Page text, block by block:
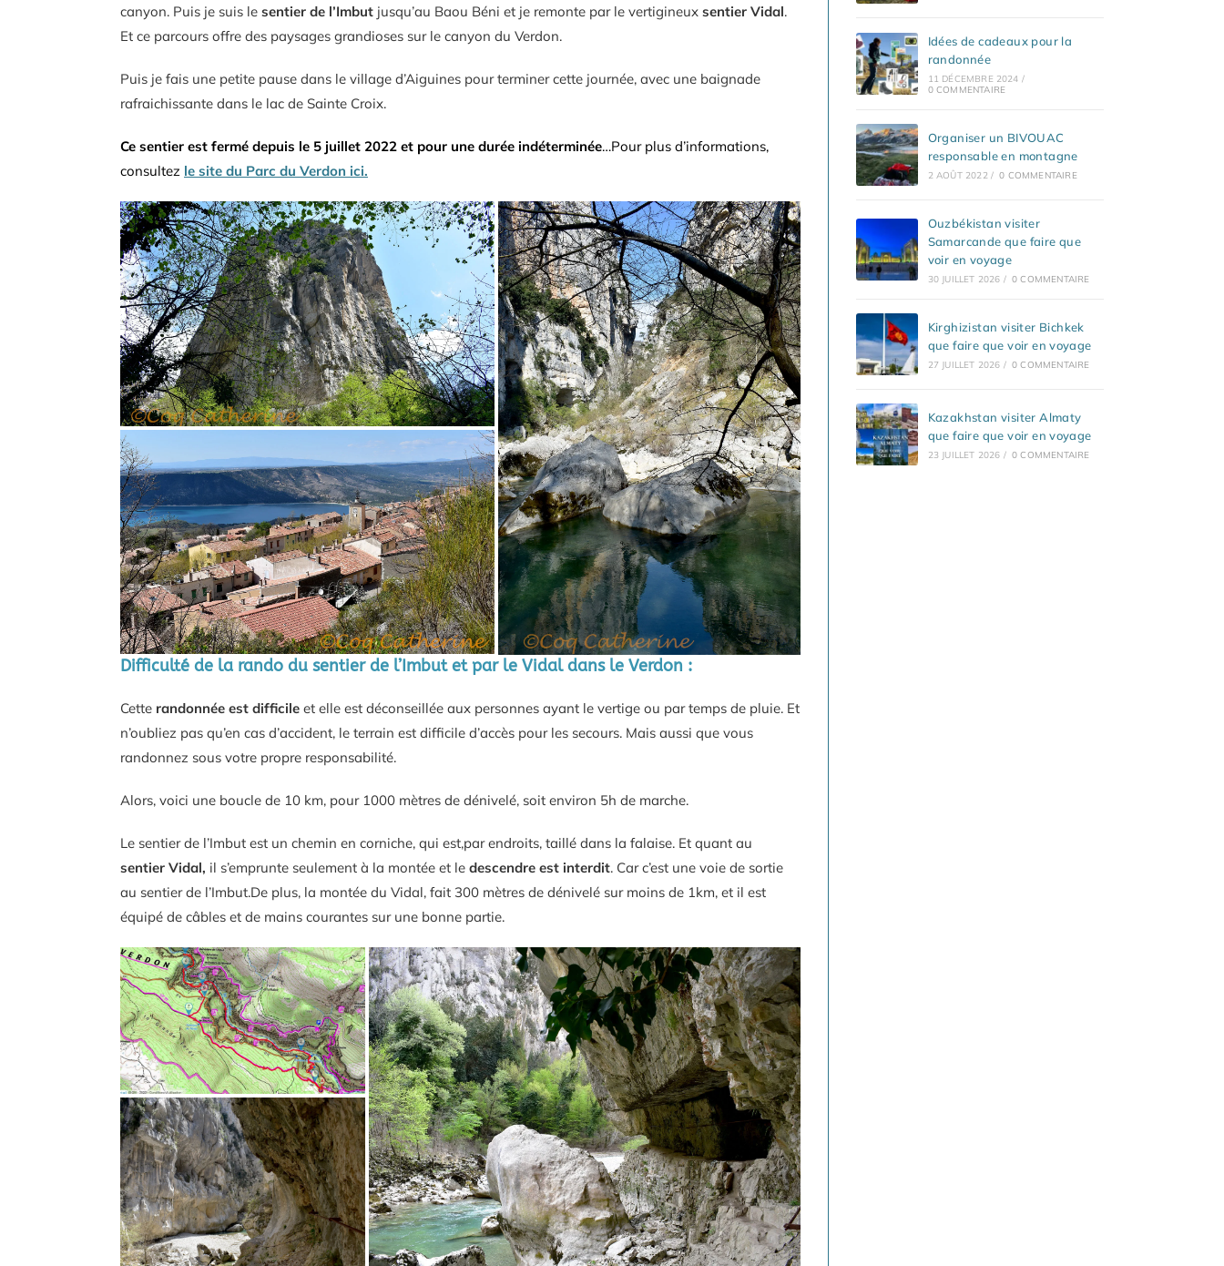
canyon. Puis je suis le sentier de l’Imbut jusqu’au Baou Béni et je remonte par le vertigineux sentier Vidal.
Et ce parcours offre des paysages grandioses sur le canyon du Verdon.
Puis je fais une petite pause dans le village d’Aiguines pour terminer cette journée, avec une baignade
rafraichissante dans le lac de Sainte Croix.
Ce sentier est fermé depuis le 5 juillet 2022 et pour une durée indéterminée…Pour plus d’informations,
consultez le site du Parc du Verdon ici.
Difficulté de la rando du sentier de l’Imbut et par le Vidal dans le Verdon :
Cette randonnée est difficile et elle est déconseillée aux personnes ayant le vertige ou par temps de pluie. Et
n’oubliez pas qu’en cas d’accident, le terrain est difficile d’accès pour les secours. Mais aussi que vous
randonnez sous votre propre responsabilité.
Alors, voici une boucle de 10 km, pour 1000 mètres de dénivelé, soit environ 5h de marche.
Le sentier de l’Imbut est un chemin en corniche, qui est,par endroits, taillé dans la falaise. Et quant au
sentier Vidal, il s’emprunte seulement à la montée et le descendre est interdit. Car c’est une voie de sortie
au sentier de l’Imbut.De plus, la montée du Vidal, fait 300 mètres de dénivelé sur moins de 1km, et il est
équipé de câbles et de mains courantes sur une bonne partie.
Idées de cadeaux pour la
randonnée
11 DÉCEMBRE 2024 /
0 COMMENTAIRE
Organiser un BIVOUAC
responsable en montagne
2 AOÛT 2022 / 0 COMMENTAIRE
Ouzbékistan visiter
Samarcande que faire que
voir en voyage
30 JUILLET 2026 / 0 COMMENTAIRE
Kirghizistan visiter Bichkek
que faire que voir en voyage
27 JUILLET 2026 / 0 COMMENTAIRE
Kazakhstan visiter Almaty
que faire que voir en voyage
23 JUILLET 2026 / 0 COMMENTAIRE